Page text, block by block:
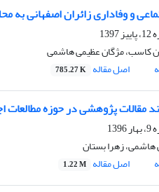
و وفاداری زائران اصفهانی
کاسب، مژگان عظیمی هاشمی
اصل مقاله 785.27 K
مقالات پژوهشی در حوزه
زهرا بستان
اصل مقاله 1.22 M